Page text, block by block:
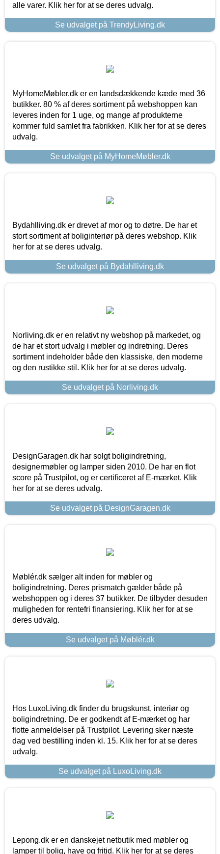
alle varer. Klik her for at se deres udvalg.
Se udvalget på TrendyLiving.dk
MyHomeMøbler.dk er en landsdækkende kæde med 36
butikker. 80 % af deres sortiment på webshoppen kan
leveres inden for 1 uge, og mange af produkterne
kommer fuld samlet fra fabrikken. Klik her for at se deres
udvalg.
Se udvalget på MyHomeMøbler.dk
Bydahlliving.dk er drevet af mor og to døtre. De har et
stort sortiment af boliginteriør på deres webshop. Klik
her for at se deres udvalg.
Se udvalget på Bydahlliving.dk
Norliving.dk er en relativt ny webshop på markedet, og
de har et stort udvalg i møbler og indretning. Deres
sortiment indeholder både den klassiske, den moderne
og den rustikke stil. Klik her for at se deres udvalg.
Se udvalget på Norliving.dk
DesignGaragen.dk har solgt boligindretning,
designermøbler og lamper siden 2010. De har en flot
score på Trustpilot, og er certificeret af E-mærket. Klik
her for at se deres udvalg.
Se udvalget på DesignGaragen.dk
Møblér.dk sælger alt inden for møbler og
boligindretning. Deres prismatch gælder både på
webshoppen og i deres 37 butikker. De tilbyder desuden
muligheden for rentefri finansiering. Klik her for at se
deres udvalg.
Se udvalget på Møblér.dk
Hos LuxoLiving.dk finder du brugskunst, interiør og
boligindretning. De er godkendt af E-mærket og har
flotte anmeldelser på Trustpilot. Levering sker næste
dag ved bestilling inden kl. 15. Klik her for at se deres
udvalg.
Se udvalget på LuxoLiving.dk
Lepong.dk er en danskejet netbutik med møbler og
lamper til bolig, have og fritid. Klik her for at se deres